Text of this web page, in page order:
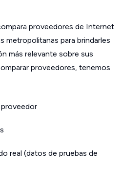
proveedores de Internet
metropolitanas para brindarles
más relevante sobre sus
proveedores, tenemos
real (datos de pruebas de